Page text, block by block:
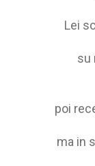
Lei
su
poi
ma in